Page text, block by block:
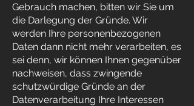
Gebrauch machen, bitten wir Sie um
die Darlegung der Gründe. Wir
werden Ihre personenbezogenen
Daten dann nicht mehr verarbeiten, es
sei denn, wir können Ihnen gegenüber
nachweisen, dass zwingende
schutzwürdige Gründe an der
Datenverarbeitung Ihre Interessen